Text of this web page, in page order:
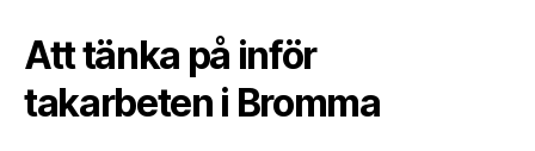
Att tänka på inför
takarbeten i Bromma